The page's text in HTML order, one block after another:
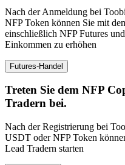
Nach der Anmeldung bei
NFP Token können Sie mit
einschließlich NFP Futures
Einkommen zu erhöhen
Futures-Handel
Treten Sie dem NFP
Tradern bei.
Nach der Registrierung bei
USDT oder NFP Token
Lead Tradern starten